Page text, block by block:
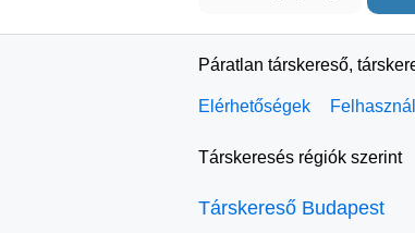
Páratlan társkereső,
Elérhetőségek
Társkeresés régiók szerint
Társkereső Budapest